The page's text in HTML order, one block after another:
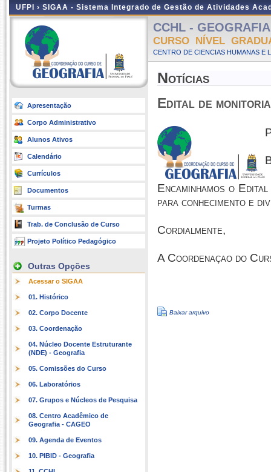
UFPI › SIGAA - Sistema Integrado de Gestão de Atividades
Apresentação
Corpo Administrativo
Alunos Ativos
Calendário
Currículos
Documentos
Turmas
Trab. de Conclusão de Curso
Projeto Político Pedagógico
Outras Opções
Acessar o SIGAA
01. Histórico
02. Corpo Docente
03. Coordenação
04. Núcleo Docente Estruturante
(NDE) - Geografia
05. Comissões do Curso
06. Laboratórios
07. Grupos e Núcleos de Pesquisa
08. Centro Acadêmico de
Geografia - CAGEO
09. Agenda de Eventos
10. PIBID - Geografia
CCHL -
CURSO NÍVEL
CENTRO DE CIENCIAS HUMANAS E
Notícias
Edital de
Encaminhamos o
para conhecimento e
Cordialmente,
A Coordenaçao do
Baixar arquivo